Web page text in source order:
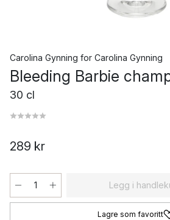
Carolina Gynning for Carolina Gynning
Bleeding Barbie
30 cl
289 kr
Legg i
Lagre som favoritt